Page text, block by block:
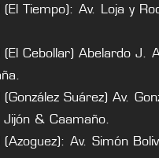
Tiempo): Av. Loja y
(El Cebollar) Abelardo J.
Suárez) Av.
Jijón & Caamaño.
(Azoguez): Av. Simón